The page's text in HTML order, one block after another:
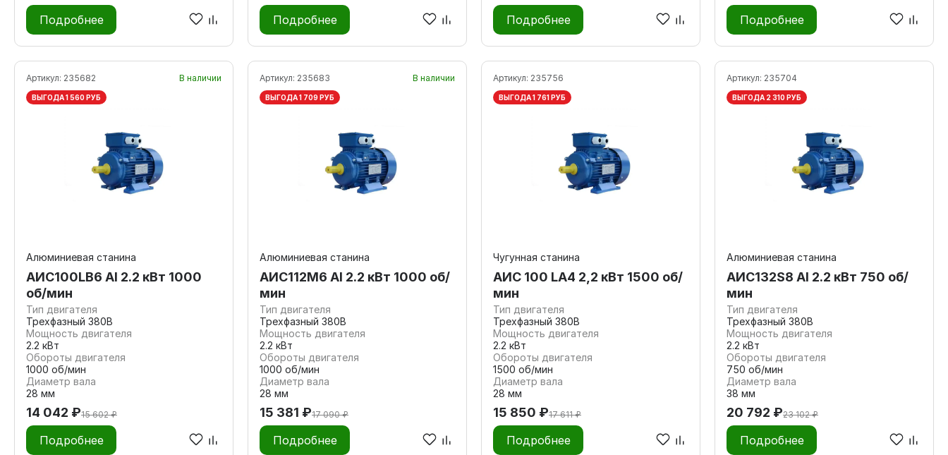
Подробнее Подробнее Подробнее Подробнее
Артикул: 235682 В наличии
ВЫГОДА 1 560 РУБ
Алюминиевая станина
АИС100LВ6 Al 2.2 кВт 1000
об/мин
Тип двигателя
Трехфазный 380В
Мощность двигателя
2.2 кВт
Обороты двигателя
1000 об/мин
Диаметр вала
28 мм
14 042 ₽15 602 ₽
Подробнее
Артикул: 235683 В наличии
ВЫГОДА 1 709 РУБ
Алюминиевая станина
АИС112М6 Al 2.2 кВт 1000 об/
мин
Тип двигателя
Трехфазный 380В
Мощность двигателя
2.2 кВт
Обороты двигателя
1000 об/мин
Диаметр вала
28 мм
15 381 ₽17 090 ₽
Подробнее
Артикул: 235756
ВЫГОДА 1 761 РУБ
Чугунная станина
AИC 100 LA4 2,2 кВт 1500 об/
мин
Тип двигателя
Трехфазный 380В
Мощность двигателя
2.2 кВт
Обороты двигателя
1500 об/мин
Диаметр вала
28 мм
15 850 ₽17 611 ₽
Подробнее
Артикул: 235704
ВЫГОДА 2 310 РУБ
Алюминиевая станина
AИC132S8 Al 2.2 кВт 750 об/
мин
Тип двигателя
Трехфазный 380В
Мощность двигателя
2.2 кВт
Обороты двигателя
750 об/мин
Диаметр вала
38 мм
20 792 ₽23 102 ₽
Подробнее